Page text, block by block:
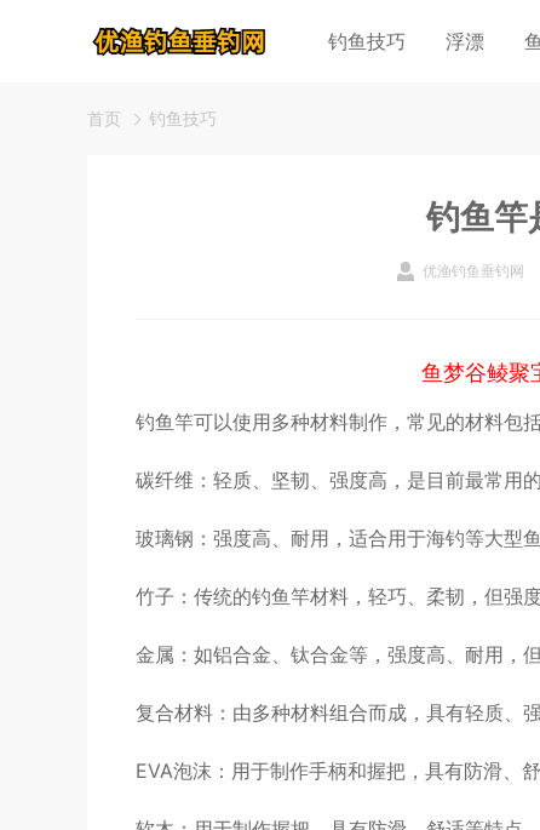
钓鱼技巧 浮漂
首页 钓鱼技巧
钓鱼竿
优渔钓鱼垂钓网
鱼梦谷鲮聚
钓鱼竿可以使用多种材料制作，常见的材料包括
碳纤维：轻质、坚韧、强度高，是目前最常用
玻璃钢：强度高、耐用，适合用于海钓等大型鱼
竹子：传统的钓鱼竿材料，轻巧、柔韧，但强度
金属：如铝合金、钛合金等，强度高、耐用，但
复合材料：由多种材料组合而成，具有轻质、
EVA泡沫：用于制作手柄和握把，具有防滑、舒